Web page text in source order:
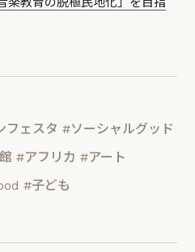
フェスタ #ソーシャルグッド
#アフリカ #アート
#子ども